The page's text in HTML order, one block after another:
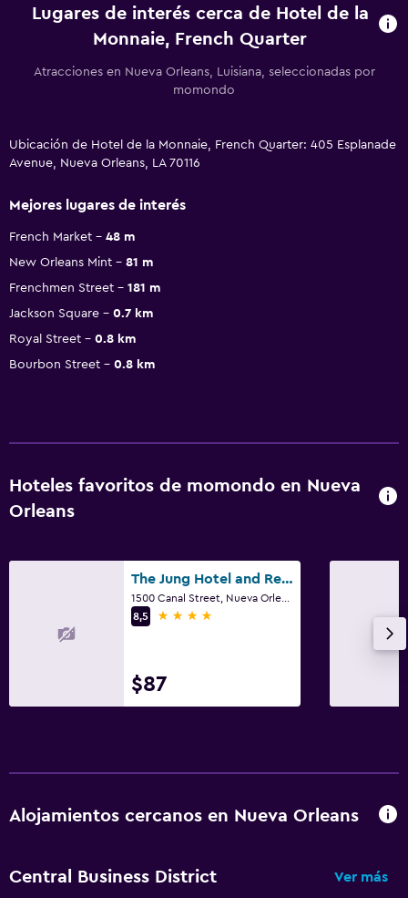
Lugares de interés cerca de Hotel de la
Monnaie, French Quarter
Atracciones en Nueva Orleans, Luisiana, seleccionadas por
momondo
Ubicación de Hotel de la Monnaie, French Quarter: 405 Esplanade
Avenue, Nueva Orleans, LA 70116
Mejores lugares de interés
French Market
48 m
New Orleans Mint
81 m
Frenchmen Street
181 m
Jackson Square
0.7 km
Royal Street
0.8 km
Bourbon Street
0.8 km
Hoteles favoritos de momondo en Nueva
Orleans
The Jung Hotel and Residences
8,5
4 estrellas
$87
Alojamientos cercanos en Nueva Orleans
Central Business District Ver más